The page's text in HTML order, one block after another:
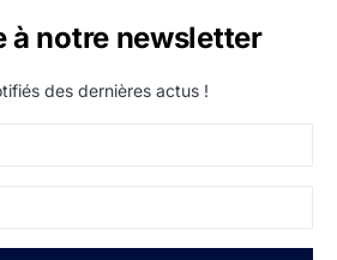
à notre newsletter
des dernières actus !